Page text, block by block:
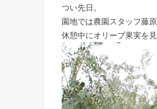
つい先日。
園地では農園スタッフ藤
休憩中にオリーブ果実を